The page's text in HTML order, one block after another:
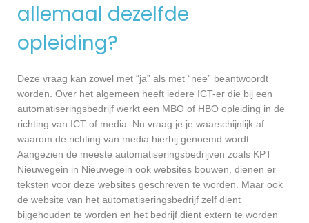
allemaal dezelfde
opleiding?
Deze vraag kan zowel met “ja” als met “nee” beantwoordt
worden. Over het algemeen heeft iedere ICT-er die bij een
automatiseringsbedrijf werkt een MBO of HBO opleiding in de
richting van ICT of media. Nu vraag je je waarschijnlijk af
waarom de richting van media hierbij genoemd wordt.
Aangezien de meeste automatiseringsbedrijven zoals KPT
Nieuwegein in Nieuwegein ook websites bouwen, dienen er
teksten voor deze websites geschreven te worden. Maar ook
de website van het automatiseringsbedrijf zelf dient
bijgehouden te worden en het bedrijf dient extern te worden